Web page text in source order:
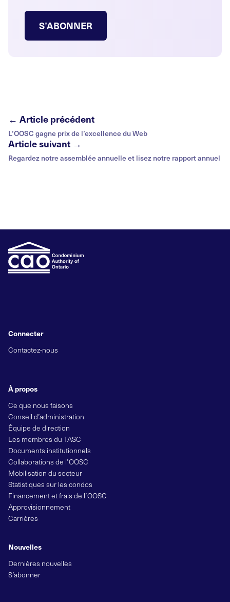
S’ABONNER
← Article précédent
L’OOSC gagne prix de l’excellence du Web
Article suivant →
Regardez notre assemblée annuelle et lisez notre rapport annuel
À propos
Ce que nous faisons
Conseil d’administration
Équipe de direction
Les membres du TASC
Documents institutionnels
Collaborations de l’OOSC
Mobilisation du secteur
Statistiques sur les condos
Financement et frais de l’OOSC
Approvisionnement
Carrières
Nouvelles
Dernières nouvelles
S’abonner
Connecter
Contactez-nous